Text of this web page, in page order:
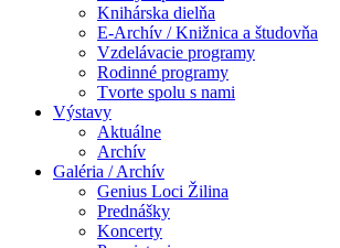
Knihárska dielňa
E-Archív / Knižnica a študovňa
Vzdelávacie programy
Rodinné programy
Tvorte spolu s nami
Výstavy
Aktuálne
Archív
Galéria / Archív
Genius Loci Žilina
Prednášky
Koncerty